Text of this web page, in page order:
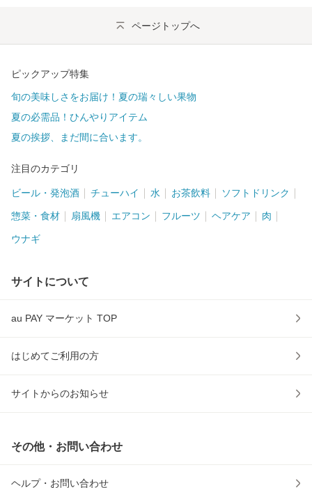
ページトップへ
ピックアップ特集
旬の美味しさをお届け！夏の瑞々しい果物
夏の必需品！ひんやりアイテム
夏の挨拶、まだ間に合います。
注目のカテゴリ
ビール・発泡酒 チューハイ 水 お茶飲料 ソフトドリンク
惣菜・食材 扇風機 エアコン フルーツ ヘアケア 肉
ウナギ
サイトについて
au PAY マーケット TOP
はじめてご利用の方
サイトからのお知らせ
その他・お問い合わせ
ヘルプ・お問い合わせ